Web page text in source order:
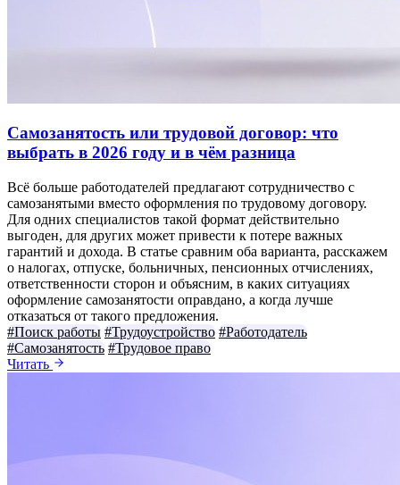
Самозанятость или трудовой договор: что
выбрать в 2026 году и в чём разница
Всё больше работодателей предлагают сотрудничество с
самозанятыми вместо оформления по трудовому договору.
Для одних специалистов такой формат действительно
выгоден, для других может привести к потере важных
гарантий и дохода. В статье сравним оба варианта, расскажем
о налогах, отпуске, больничных, пенсионных отчислениях,
ответственности сторон и объясним, в каких ситуациях
оформление самозанятости оправдано, а когда лучше
отказаться от такого предложения.
#Поиск работы #Трудоустройство #Работодатель
#Самозанятость #Трудовое право
Читать